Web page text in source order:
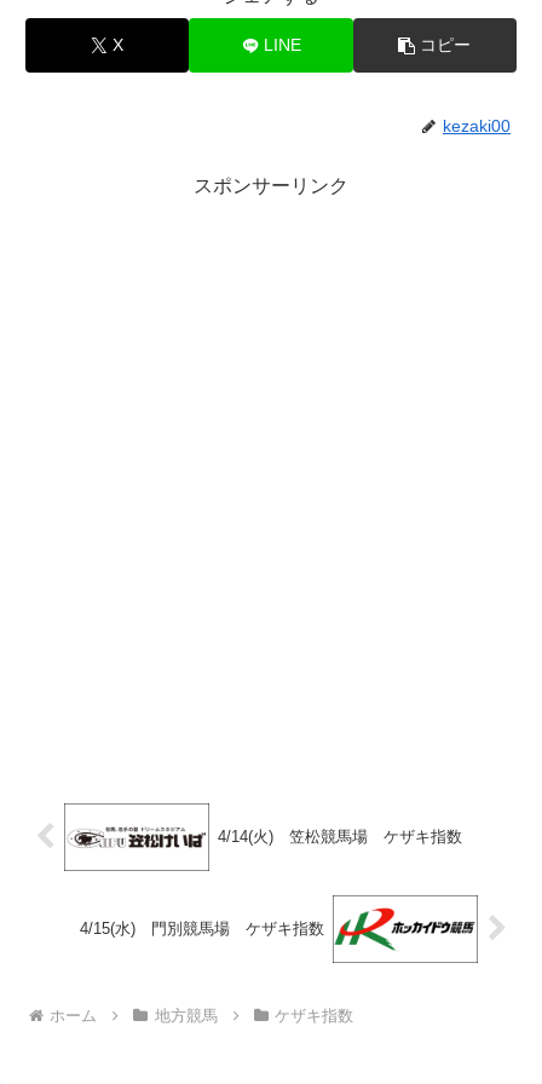
X LINE コピー
kezaki00
スポンサーリンク
4/14(火) 笠松競馬場 ケザキ指数
4/15(水) 門別競馬場 ケザキ指数
ホーム 地方競馬 ケザキ指数